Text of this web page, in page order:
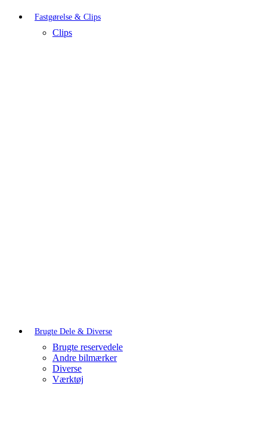
Fastgørelse & Clips
Clips
Brugte Dele & Diverse
Brugte reservedele
Andre bilmærker
Diverse
Værktøj